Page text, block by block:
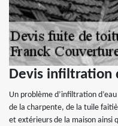
Devis infiltration
Un problème d’infiltration
de la charpente, de la tuile
et extérieurs de la maison ainsi